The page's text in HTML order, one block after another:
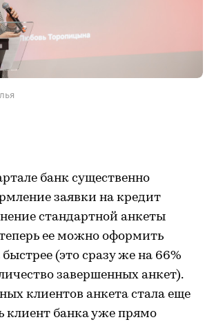
банк существенно
заявки на кредит
стандартной анкеты
ее можно оформить
(это сразу же на 66%
завершенных анкет).
клиентов анкета стала еще
клиент банка уже прямо